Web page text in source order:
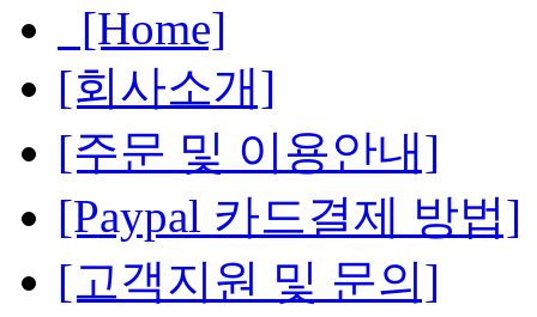
[Home]
[회사소개]
[주문 및 이용안내]
[Paypal 카드결제 방법]
[고객지원 및 문의]